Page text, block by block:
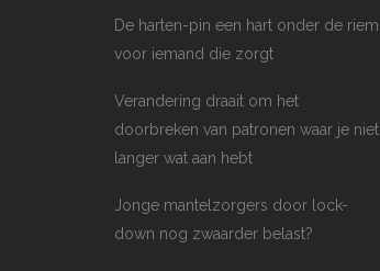
De harten-pin een hart onder de riem
voor iemand die zorgt
Verandering draait om het
doorbreken van patronen waar je niet
langer wat aan hebt
Jonge mantelzorgers door lock-
down nog zwaarder belast?